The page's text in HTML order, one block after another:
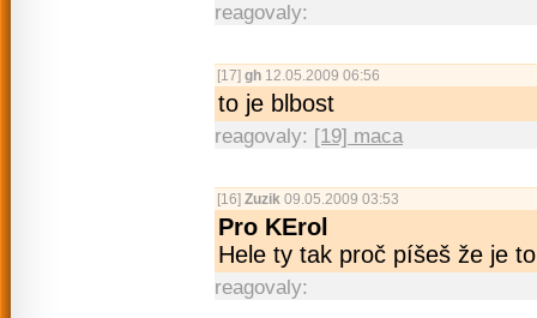
reagovaly:
[17] gh 12.05.2009 06:56
to je blbost
reagovaly: [19] maca
[16] Zuzik 09.05.2009 03:53
Pro KErol
Hele ty tak proč píšeš že je
reagovaly: